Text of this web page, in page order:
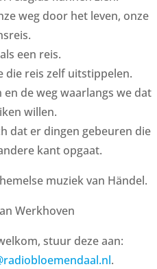
weg door het leven, onze
een reis.
die reis zelf uitstippelen.
de weg waarlangs we dat
willen.
dat er dingen gebeuren die
kant opgaat.
muziek van Händel.
Werkhoven
stuur deze aan:
.